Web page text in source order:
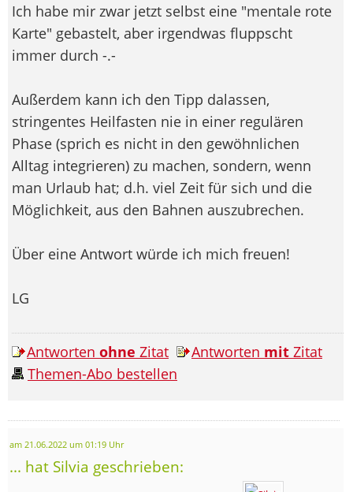
Ich habe mir zwar jetzt selbst eine "mentale rote
Karte" gebastelt, aber irgendwas fluppscht
immer durch -.-
Außerdem kann ich den Tipp dalassen,
stringentes Heilfasten nie in einer regulären
Phase (sprich es nicht in den gewöhnlichen
Alltag integrieren) zu machen, sondern, wenn
man Urlaub hat; d.h. viel Zeit für sich und die
Möglichkeit, aus den Bahnen auszubrechen.
Über eine Antwort würde ich mich freuen!
LG
Antworten ohne Zitat Antworten mit Zitat
Themen-Abo bestellen
am 21.06.2022 um 01:19 Uhr
... hat Silvia geschrieben: